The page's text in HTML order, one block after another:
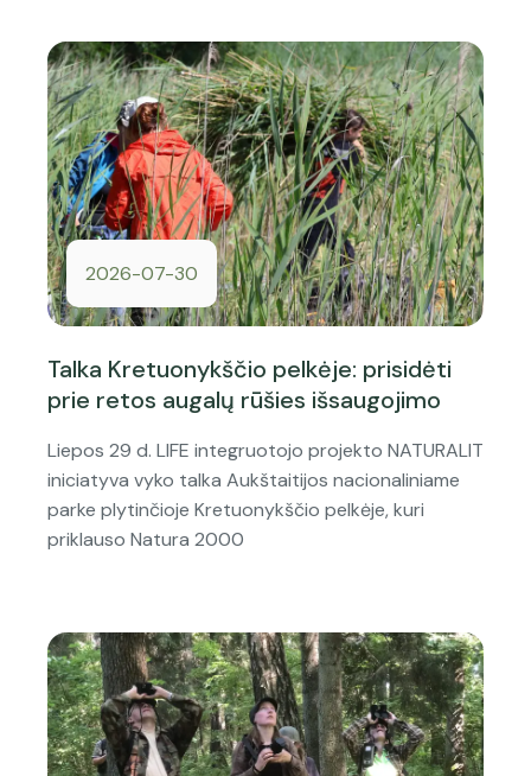
2026-07-30
Talka Kretuonykščio pelkėje: prisidėti
prie retos augalų rūšies išsaugojimo
Liepos 29 d. LIFE integruotojo projekto NATURALIT
iniciatyva vyko talka Aukštaitijos nacionaliniame
parke plytinčioje Kretuonykščio pelkėje, kuri
priklauso Natura 2000